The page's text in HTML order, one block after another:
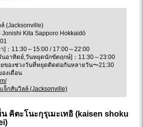
(Jacksonville)
Kita Sapporo Hokkaidō
]：11:30～15:00 / 17:00～22:00
นอาทิตย์,วันหยุดนักขัตฤกษ์]：11:30～23:00
ของช่วงวันที่หยุดติดต่อกันหลายวัน〜21:30
งเดือน
จ็กสันวิลล์ (Jacksonville)
คิตะโนะกุรุเมะเทอิ (kaisen shoku